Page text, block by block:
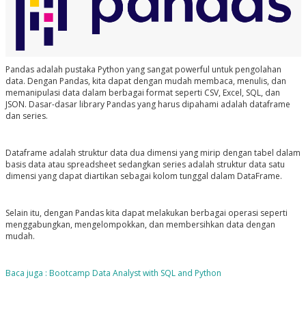
Pandas adalah pustaka Python yang sangat powerful untuk pengolahan
data. Dengan Pandas, kita dapat dengan mudah membaca, menulis, dan
memanipulasi data dalam berbagai format seperti CSV, Excel, SQL, dan
JSON. Dasar-dasar library Pandas yang harus dipahami adalah dataframe
dan series.
Dataframe adalah struktur data dua dimensi yang mirip dengan tabel dalam
basis data atau spreadsheet sedangkan series adalah struktur data satu
dimensi yang dapat diartikan sebagai kolom tunggal dalam DataFrame.
Selain itu, dengan Pandas kita dapat melakukan berbagai operasi seperti
menggabungkan, mengelompokkan, dan membersihkan data dengan
mudah.
Baca juga : Bootcamp Data Analyst with SQL and Python